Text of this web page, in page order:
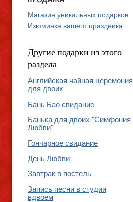
Магазин уникальных подарков
Изюминка вашего праздника
Другие подарки из этого
раздела
Английская чайная церемония
для двоих
Бань Бао свидание
Банька для двоих "Симфония
Любви"
Гончарное свидание
День Любви
Завтрак в постель
Запись песни в студии
вдвоем